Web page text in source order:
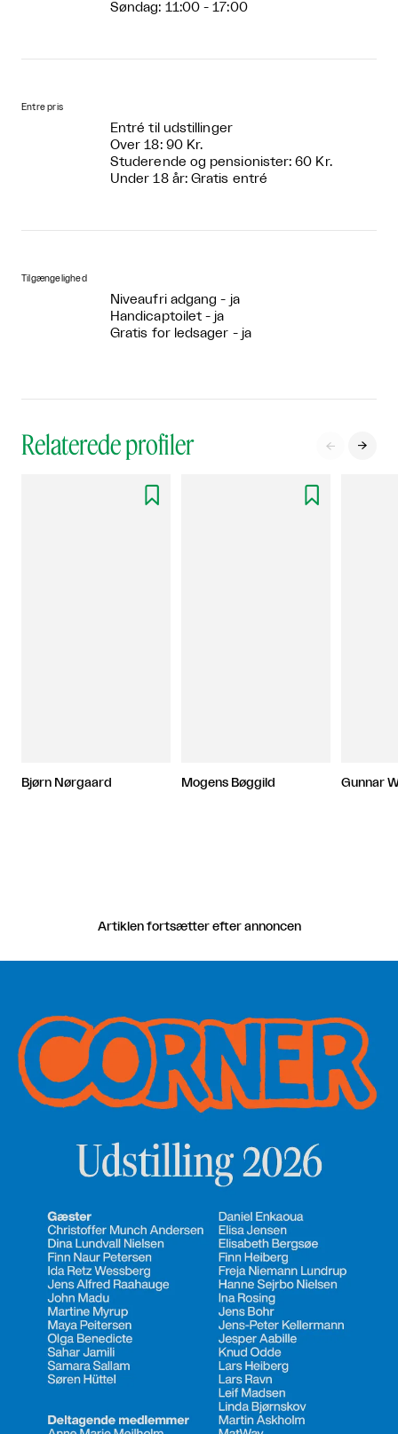
Søndag: 11:00 - 17:00
Entre pris
Entré til udstillinger
Over 18: 90 Kr.
Studerende og pensionister: 60 Kr.
Under 18 år: Gratis entré
Tilgængelighed
Niveaufri adgang - ja
Handicaptoilet - ja
Gratis for ledsager - ja
Relaterede profiler  

Bjørn Nørgaard

Mogens Bøggild Gunnar
Artiklen fortsætter efter annoncen